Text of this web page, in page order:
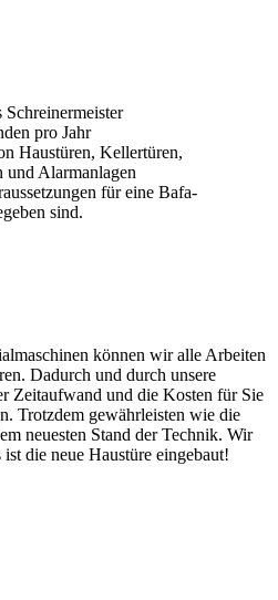
Schreinermeister
pro Jahr
Haustüren, Kellertüren,
und Alarmanlagen
für eine Bafa-
sind.
können wir alle Arbeiten
Dadurch und durch unsere
Zeitaufwand und die Kosten für Sie
Trotzdem gewährleisten wie die
neuesten Stand der Technik. Wir
die neue Haustüre eingebaut!